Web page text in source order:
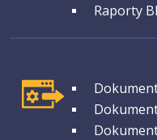
Raporty
GRUPA 1